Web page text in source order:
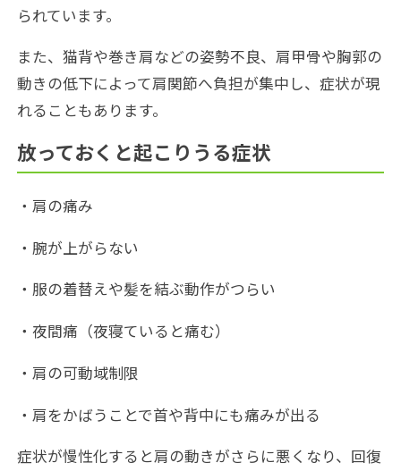
られています。
また、猫背や巻き肩などの姿勢不良、肩甲骨や胸郭の
動きの低下によって肩関節へ負担が集中し、症状が現
れることもあります。
放っておくと起こりうる症状
・肩の痛み
・腕が上がらない
・服の着替えや髪を結ぶ動作がつらい
・夜間痛（夜寝ていると痛む）
・肩の可動域制限
・肩をかばうことで首や背中にも痛みが出る
症状が慢性化すると肩の動きがさらに悪くなり、回復